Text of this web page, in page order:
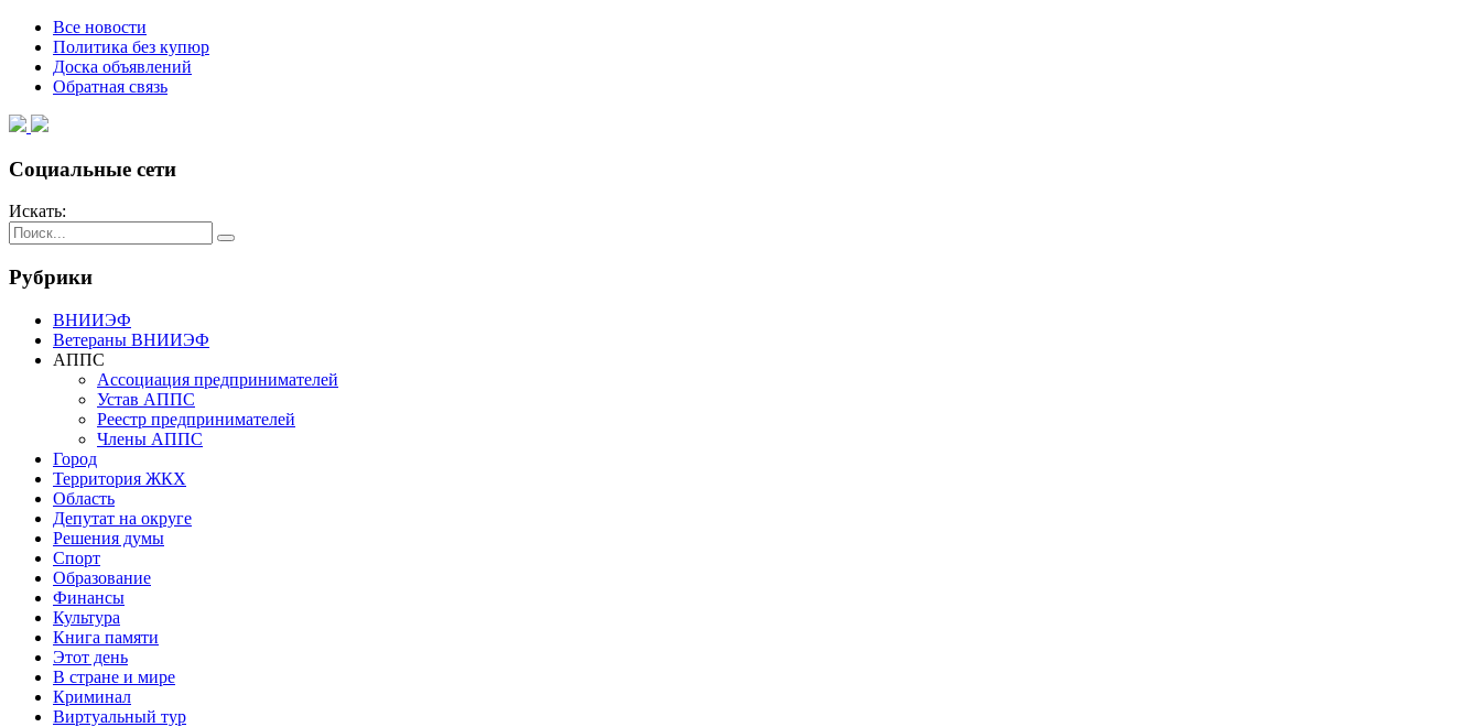
Все новости
Политика без купюр
Доска объявлений
Обратная связь
Социальные сети
Искать:
Рубрики
ВНИИЭФ
Ветераны ВНИИЭФ
АППС
Ассоциация предпринимателей
Устав АППС
Реестр предпринимателей
Члены АППС
Город
Территория ЖКХ
Область
Депутат на округе
Решения думы
Спорт
Образование
Финансы
Культура
Книга памяти
Этот день
В стране и мире
Криминал
Виртуальный тур